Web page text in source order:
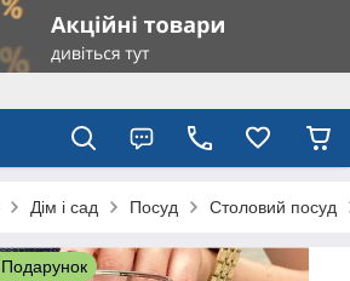
Дім і сад Посуд Столовий посуд
Подарунок